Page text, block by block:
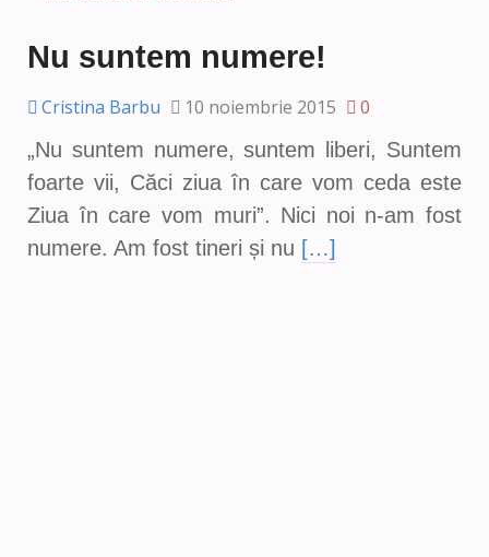
Nu suntem numere!
Cristina Barbu 10 noiembrie 2015
0
„Nu suntem numere, suntem liberi, Suntem
foarte vii, Căci ziua în care vom ceda este
Ziua în care vom muri”. Nici noi n-am fost
numere. Am fost tineri și nu […]